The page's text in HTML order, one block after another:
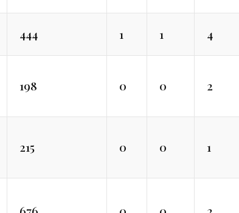
444 1 1 4
198 0 0 2
215 0 0 1